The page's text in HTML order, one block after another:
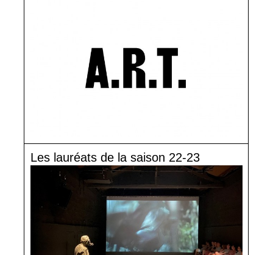
Les lauréats de la saison 22-23